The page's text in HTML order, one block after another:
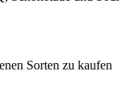
Sorten zu kaufen